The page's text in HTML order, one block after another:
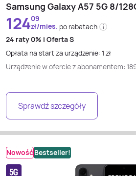
Samsung Galaxy A57 5G 8/
12409
zł/mies. po rabatach
24 raty 0% i Oferta S
Opłata na start za urządzenie: 1 zł
Urządzenie w ofercie z abonamentem:
Sprawdź szczegóły
NowośćBestseller!